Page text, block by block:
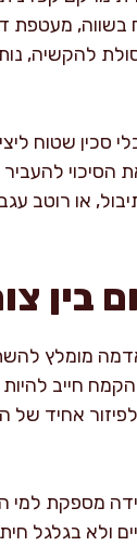
מעטפת
להקשיה,
סכין שטוח
או רוטב
בין
מומלץ
חייב
אחיד של
מספקת
ולא בגלגל